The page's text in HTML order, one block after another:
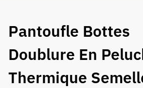
Pantoufle Bottes
Doublure En
Thermique